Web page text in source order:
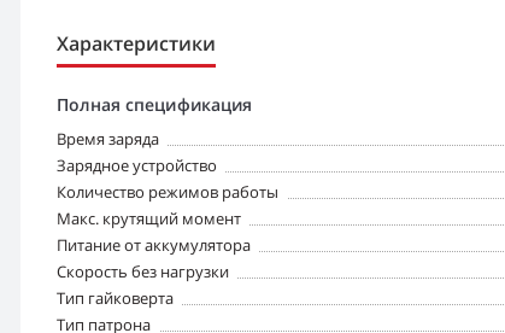
Характеристики
Полная спецификация
Время заряда
Зарядное устройство
Количество режимов работы
Макс. крутящий момент
Питание от аккумулятора
Скорость без нагрузки
Тип гайковерта
Тип патрона